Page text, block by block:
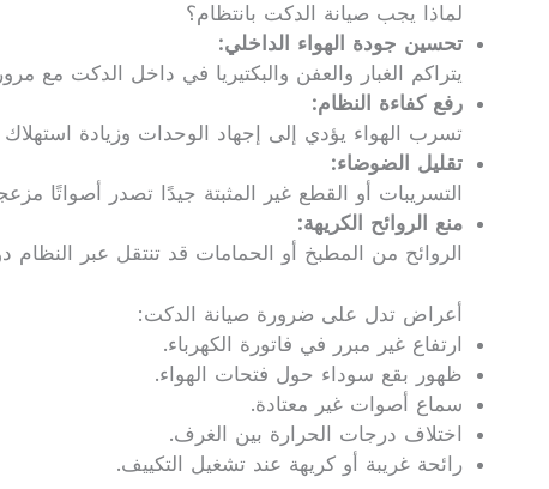
لماذا يجب صيانة الدكت بانتظام؟
تحسين جودة الهواء الداخلي:
يتراكم الغبار والعفن والبكتيريا في داخل الدكت مع
رفع كفاءة النظام:
تسرب الهواء يؤدي إلى إجهاد الوحدات وزيادة استهلاك
تقليل الضوضاء:
التسريبات أو القطع غير المثبتة جيدًا تصدر أصواتًا
منع الروائح الكريهة:
الروائح من المطبخ أو الحمامات قد تنتقل عبر النظام
أعراض تدل على ضرورة صيانة الدكت:
ارتفاع غير مبرر في فاتورة الكهرباء.
ظهور بقع سوداء حول فتحات الهواء.
سماع أصوات غير معتادة.
اختلاف درجات الحرارة بين الغرف.
رائحة غريبة أو كريهة عند تشغيل التكييف.